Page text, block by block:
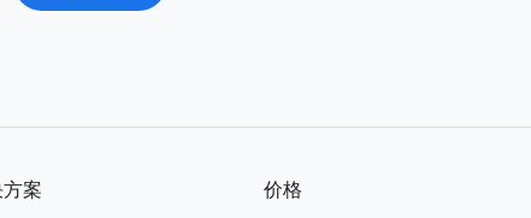
案 价格